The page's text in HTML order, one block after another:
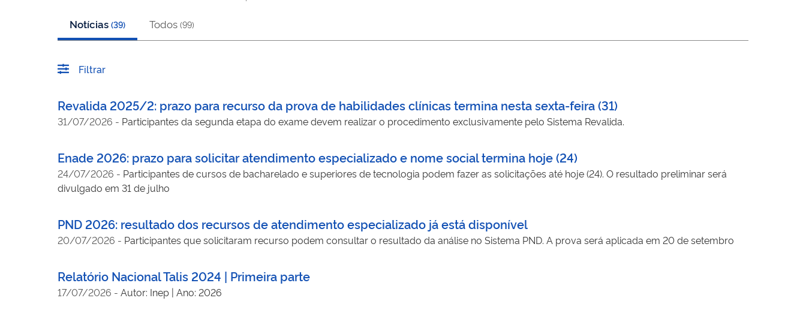
Notícias (39) Todos (99)
Filtrar
Revalida 2025/2: prazo para recurso da prova de habilidades clínicas termina nesta sexta-feira (31)
31/07/2026 - Participantes da segunda etapa do exame devem realizar o procedimento exclusivamente pelo Sistema Revalida.
Enade 2026: prazo para solicitar atendimento especializado e nome social termina hoje (24)
24/07/2026 - Participantes de cursos de bacharelado e superiores de tecnologia podem fazer as solicitações até hoje (24). O resultado preliminar será
divulgado em 31 de julho
PND 2026: resultado dos recursos de atendimento especializado já está disponível
20/07/2026 - Participantes que solicitaram recurso podem consultar o resultado da análise no Sistema PND. A prova será aplicada em 20 de setembro
Relatório Nacional Talis 2024 | Primeira parte
17/07/2026 - Autor: Inep | Ano: 2026